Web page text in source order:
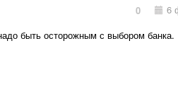
6
0
быть осторожным с выбором банка.